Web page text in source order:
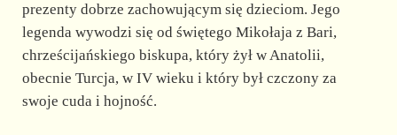
prezenty dobrze zachowującym się dzieciom. Jego
legenda wywodzi się od świętego Mikołaja z Bari,
chrześcijańskiego biskupa, który żył w Anatolii,
obecnie Turcja, w IV wieku i który był czczony za
swoje cuda i hojność.